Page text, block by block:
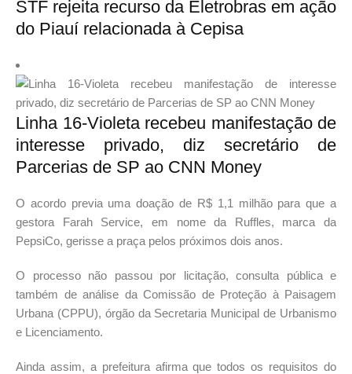
STF rejeita recurso da Eletrobras em ação
do Piauí relacionada à Cepisa
Linha 16-Violeta recebeu manifestação de
interesse privado, diz secretário de
Parcerias de SP ao CNN Money
O acordo previa uma doação de R$ 1,1 milhão para que a
gestora Farah Service, em nome da Ruffles, marca da
PepsiCo, gerisse a praça pelos próximos dois anos.
O processo não passou por licitação, consulta pública e
também de análise da Comissão de Proteção à Paisagem
Urbana (CPPU), órgão da Secretaria Municipal de Urbanismo
e Licenciamento.
Ainda assim, a prefeitura afirma que todos os requisitos do